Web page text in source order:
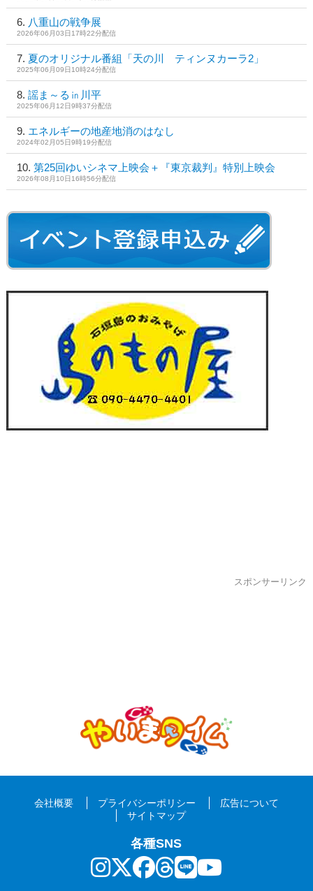
八重山の戦争展
2026年06月03日17時22分配信
夏のオリジナル番組「天の川 ティンヌカーラ2」
2025年06月09日10時24分配信
謡ま～る㏌川平
2025年06月12日9時37分配信
エネルギーの地産地消のはなし
2024年02月05日9時19分配信
第25回ゆいシネマ上映会＋『東京裁判』特別上映会
2026年08月10日16時56分配信
スポンサーリンク
会社概要 プライバシーポリシー
広告について
サイトマップ
各種SNS